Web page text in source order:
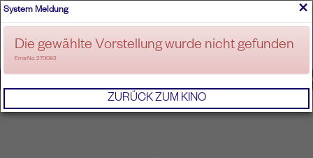
ANMELDEN
×
System Meldung
Die gewählte Vorstellung wurde nicht gefunden
ErrorNo. 270083
ZURÜCK ZUM KINO